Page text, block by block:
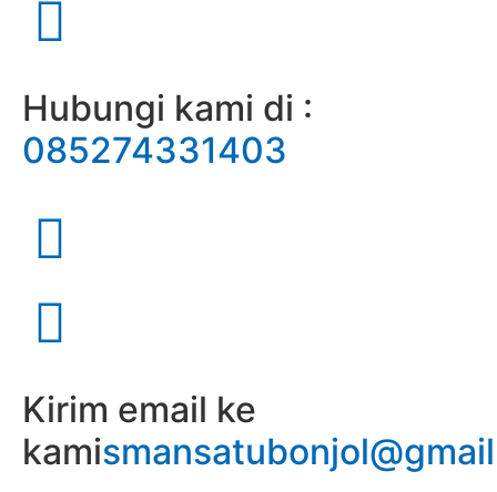
Hubungi kami di :
085274331403
Kirim email ke
kami